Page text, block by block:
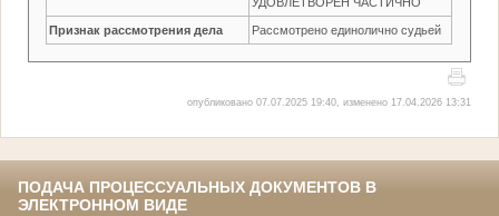
Признак рассмотрения дела Рассмотрено единолично судьей
опубликовано 07.07.2025 19:40, изменено 17.04.2026 13:31
ПОДАЧА ПРОЦЕССУАЛЬНЫХ ДОКУМЕНТОВ В
ЭЛЕКТРОННОМ ВИДЕ